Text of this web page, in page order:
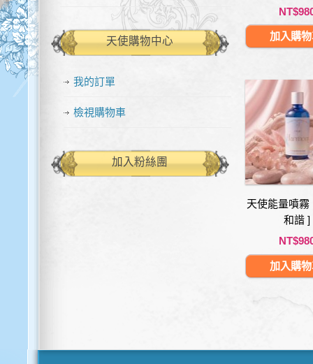
天使購物中心
我的訂單
檢視購物車
加入粉絲團
加入購
天使能量噴霧
和諧 ]
加入購